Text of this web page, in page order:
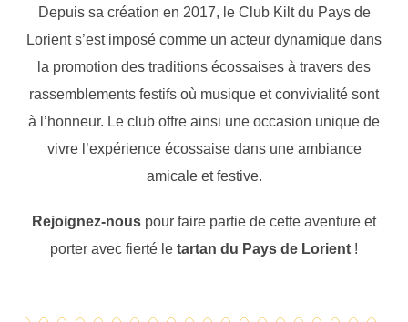
Depuis sa création en 2017, le Club Kilt du Pays de
Lorient s’est imposé comme un acteur dynamique dans
la promotion des traditions écossaises à travers des
rassemblements festifs où musique et convivialité sont
à l’honneur. Le club offre ainsi une occasion unique de
vivre l’expérience écossaise dans une ambiance
amicale et festive.
Rejoignez-nous pour faire partie de cette aventure et
porter avec fierté le tartan du Pays de Lorient !